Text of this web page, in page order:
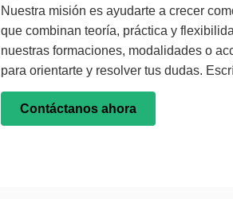
Nuestra misión es ayudarte a crecer
que combinan teoría, práctica y
nuestras formaciones, modalidades o
para orientarte y resolver tus dudas.
Contáctanos ahora